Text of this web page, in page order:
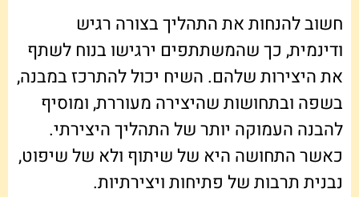
חשוב להנחות את התהליך בצורה רגיש
ודינמית, כך שהמשתתפים ירגישו בנוח לשתף
את היצירות שלהם. השיח יכול להתרכז במבנה,
בשפה ובתחושות שהיצירה מעוררת, ומוסיף
להבנה העמוקה יותר של התהליך היצירתי.
כאשר התחושה היא של שיתוף ולא של שיפוט,
נבנית תרבות של פתיחות ויצירתיות.